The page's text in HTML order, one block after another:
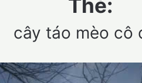
Thẻ:
cây táo mèo cô